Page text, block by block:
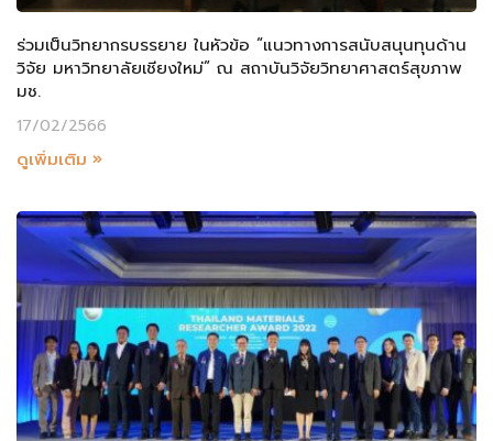
ร่วมเป็นวิทยากรบรรยาย ในหัวข้อ “แนวทางการสนับสนุนทุนด้าน
วิจัย มหาวิทยาลัยเชียงใหม่” ณ สถาบันวิจัยวิทยาศาสตร์สุขภาพ
มช.
17/02/2566
ดูเพิ่มเติม »